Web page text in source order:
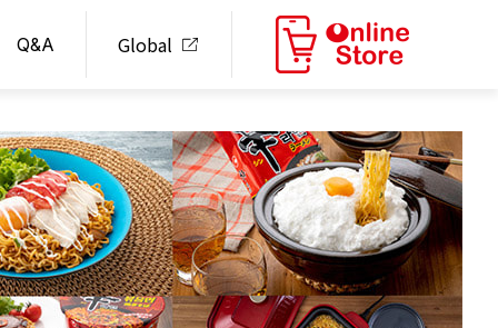
Q&A Global